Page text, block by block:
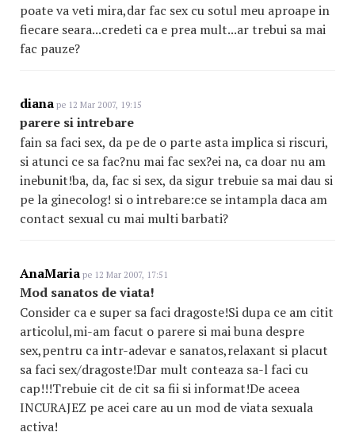
poate va veti mira,dar fac sex cu sotul meu aproape in
fiecare seara...credeti ca e prea mult...ar trebui sa mai
fac pauze?
diana pe 12 Mar 2007, 19:15
parere si intrebare
fain sa faci sex, da pe de o parte asta implica si riscuri,
si atunci ce sa fac?nu mai fac sex?ei na, ca doar nu am
inebunit!ba, da, fac si sex, da sigur trebuie sa mai dau si
pe la ginecolog! si o intrebare:ce se intampla daca am
contact sexual cu mai multi barbati?
AnaMaria pe 12 Mar 2007, 17:51
Mod sanatos de viata!
Consider ca e super sa faci dragoste!Si dupa ce am citit
articolul,mi-am facut o parere si mai buna despre
sex,pentru ca intr-adevar e sanatos,relaxant si placut
sa faci sex/dragoste!Dar mult conteaza sa-l faci cu
cap!!!Trebuie cit de cit sa fii si informat!De aceea
INCURAJEZ pe acei care au un mod de viata sexuala
activa!